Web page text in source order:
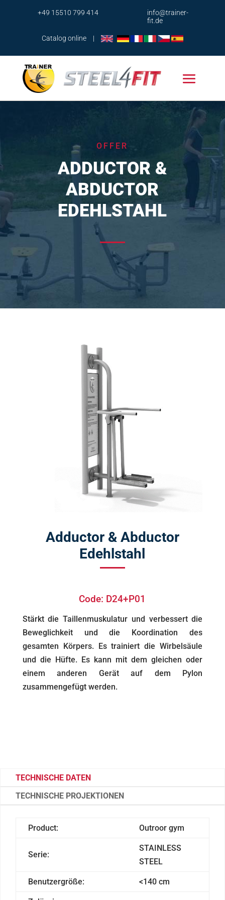
+49 15510 799 414
info@trainer-
fit.de
Catalog online |
OFFER
ADDUCTOR &
ABDUCTOR
EDEHLSTAHL
Adductor & Abductor
Edehlstahl
Code: D24+P01
Stärkt die Taillenmuskulatur und verbessert die
Beweglichkeit und die Koordination des
gesamten Körpers. Es trainiert die Wirbelsäule
und die Hüfte. Es kann mit dem gleichen oder
einem anderen Gerät auf dem Pylon
zusammengefügt werden.
TECHNISCHE DATEN
TECHNISCHE PROJEKTIONEN
Product: Outroor gym
Serie:
STAINLESS
STEEL
Benutzergröße: <140 cm